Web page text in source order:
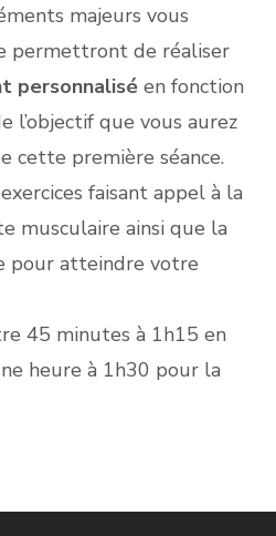
majeurs vous
permettront de réaliser
personnalisé en fonction
l’objectif que vous aurez
cette première séance.
faisant appel à la
musculaire ainsi que la
pour atteindre votre
45 minutes à 1h15 en
heure à 1h30 pour la